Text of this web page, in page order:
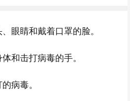
眼睛和戴着口罩的脸。
和击打病毒的手。
病毒。